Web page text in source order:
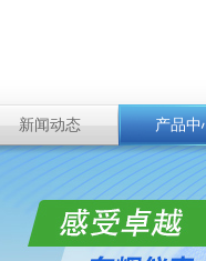
新闻动态 产品中